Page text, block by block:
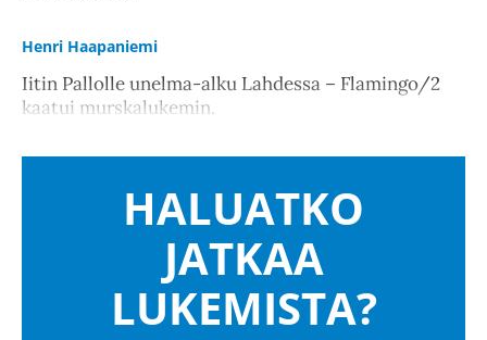
Henri Haapaniemi
Iitin Pallolle unelma-alku Lahdessa – Flamingo/2
kaatui murskalukemin.
HALUATKO
JATKAA
LUKEMISTA?